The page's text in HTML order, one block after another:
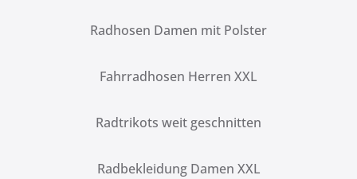
Radhosen Damen mit Polster
Fahrradhosen Herren XXL
Radtrikots weit geschnitten
Radbekleidung Damen XXL